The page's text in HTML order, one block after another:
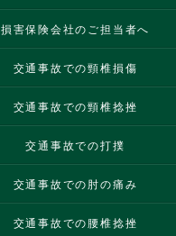
損害保険会社のご担当者へ
交通事故での頸椎損傷
交通事故での頸椎捻挫
交通事故での打撲
交通事故での肘の痛み
交通事故での腰椎捻挫